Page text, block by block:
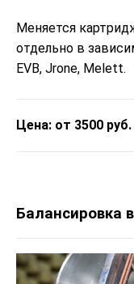
Меняется
отдельно в
EVB, Jrone, Melett.
Цена: от 3500 руб.
Балансировка